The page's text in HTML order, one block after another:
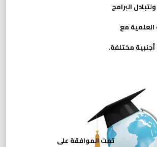
البرامج
العلمية مع
مختلفة.
تمت الموافقة على